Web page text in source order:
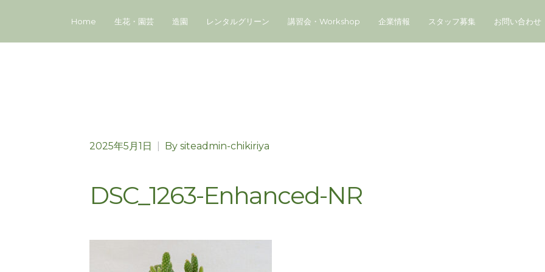
Home 生花・園芸 造園 レンタルグリーン 講習会・Workshop 企業情報 スタッフ募集 お問い合わせ
2025年5月1日 By siteadmin-chikiriya
DSC_1263-Enhanced-NR